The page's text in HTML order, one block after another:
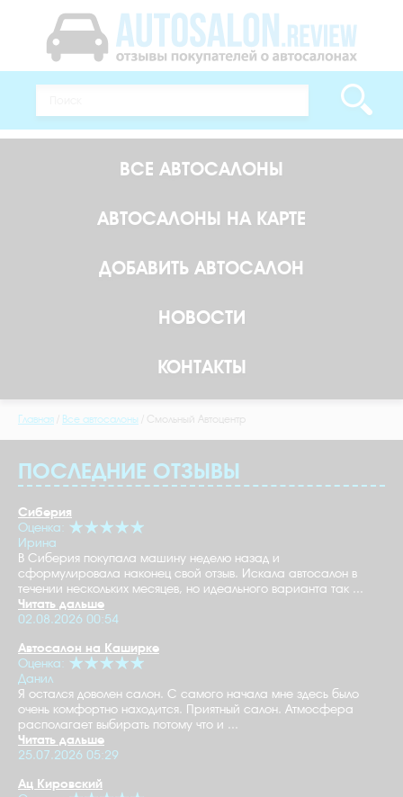
ВСЕ АВТОСАЛОНЫ
АВТОСАЛОНЫ НА КАРТЕ
ДОБАВИТЬ АВТОСАЛОН
НОВОСТИ
КОНТАКТЫ
Главная Все автосалоны Смольный Автоцентр
ПОСЛЕДНИЕ ОТЗЫВЫ
Сиберия
Оценка:
Ирина
В Сиберия покупала машину неделю назад и
сформулировала наконец свой отзыв. Искала автосалон в
течении нескольких месяцев, но идеального варианта так ...
Читать дальше
02.08.2026 00:54
Автосалон на Каширке
Оценка:
Данил
Я остался доволен салон. С самого начала мне здесь было
очень комфортно находится. Приятный салон. Атмосфера
располагает выбирать потому что и ...
Читать дальше
25.07.2026 05:29
Ац Кировский